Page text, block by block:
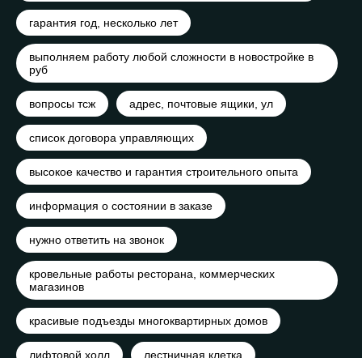
гарантия год, несколько лет
выполняем работу любой сложности в новостройке в
руб
вопросы тсж адрес, почтовые ящики, ул
список договора управляющих
высокое качество и гарантия строительного опыта
информация о состоянии в заказе
нужно ответить на звонок
кровельные работы ресторана, коммерческих
магазинов
красивые подъезды многоквартирных домов
лифтовой холл лестничная клетка